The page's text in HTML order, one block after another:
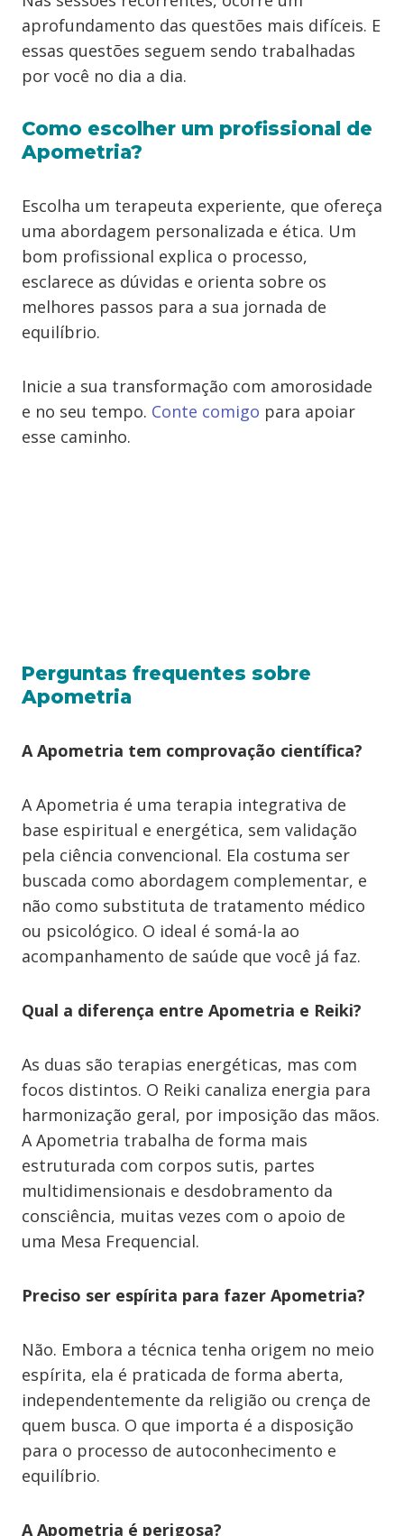
aprofundamento das questões mais difíceis. E
essas questões seguem sendo trabalhadas
por você no dia a dia.
Como escolher um profissional de
Apometria?
Escolha um terapeuta experiente, que ofereça
uma abordagem personalizada e ética. Um
bom profissional explica o processo,
esclarece as dúvidas e orienta sobre os
melhores passos para a sua jornada de
equilíbrio.
Inicie a sua transformação com amorosidade
e no seu tempo. Conte comigo para apoiar
esse caminho.
Perguntas frequentes sobre
Apometria
A Apometria tem comprovação científica?
A Apometria é uma terapia integrativa de
base espiritual e energética, sem validação
pela ciência convencional. Ela costuma ser
buscada como abordagem complementar, e
não como substituta de tratamento médico
ou psicológico. O ideal é somá-la ao
acompanhamento de saúde que você já faz.
Qual a diferença entre Apometria e Reiki?
As duas são terapias energéticas, mas com
focos distintos. O Reiki canaliza energia para
harmonização geral, por imposição das mãos.
A Apometria trabalha de forma mais
estruturada com corpos sutis, partes
multidimensionais e desdobramento da
consciência, muitas vezes com o apoio de
uma Mesa Frequencial.
Preciso ser espírita para fazer Apometria?
Não. Embora a técnica tenha origem no meio
espírita, ela é praticada de forma aberta,
independentemente da religião ou crença de
quem busca. O que importa é a disposição
para o processo de autoconhecimento e
equilíbrio.
A Apometria é perigosa?